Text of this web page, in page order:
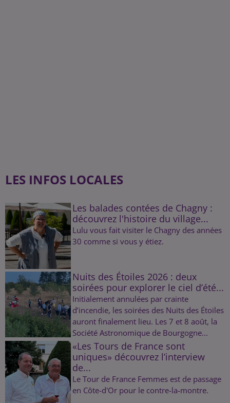
LES INFOS LOCALES
Les balades contées de Chagny :
découvrez l'histoire du village...
Lulu vous fait visiter le Chagny des années
30 comme si vous y étiez.
Nuits des Étoiles 2026 : deux
soirées pour explorer le ciel d’été...
Initialement annulées par crainte
d’incendie, les soirées des Nuits des Étoiles
auront finalement lieu. Les 7 et 8 août, la
Société Astronomique de Bourgogne...
«Les Tours de France sont
uniques» découvrez l’interview
de...
Le Tour de France Femmes est de passage
en Côte-d'Or pour le contre-la-montre.